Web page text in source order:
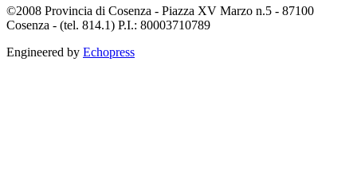
©2008 Provincia di Cosenza - Piazza XV Marzo n.5 - 87100
Cosenza - (tel. 814.1) P.I.: 80003710789
Engineered by Echopress